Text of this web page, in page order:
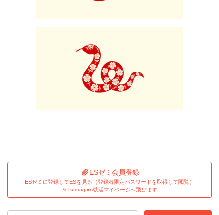
ESゼミ会員登録
ESゼミに登録してESを見る（登録者限定パスワードを取得して閲覧）
※Tsunagaru就活マイページへ飛びます